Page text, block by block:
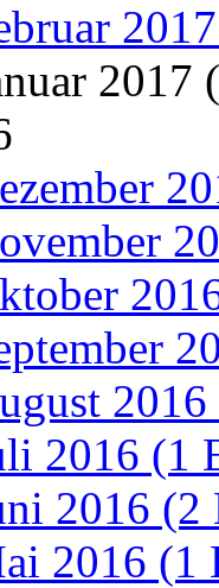
2017
2016 (1
2016 (2
2016 (1